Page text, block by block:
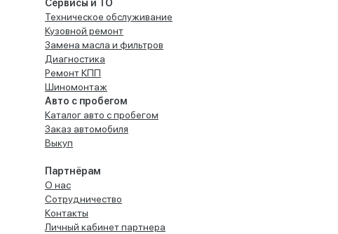
Сервисы и ТО
Техническое обслуживание
Кузовной ремонт
Замена масла и фильтров
Диагностика
Ремонт КПП
Шиномонтаж
Авто с пробегом
Каталог авто с пробегом
Заказ автомобиля
Выкуп
Партнёрам
О нас
Сотрудничество
Контакты
Личный кабинет партнера